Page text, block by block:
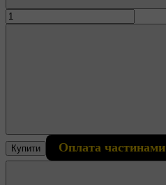
Купити Оплата частинами